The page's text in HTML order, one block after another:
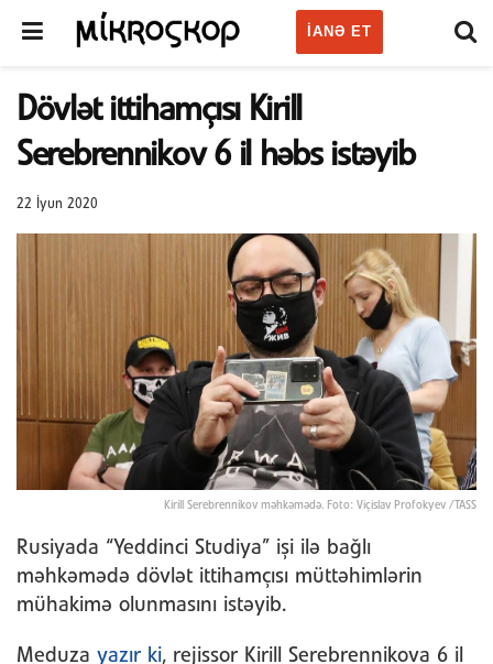
IANƏ ET
Dövlət ittihamçısı Kirill
Serebrennikov 6 il həbs istəyib
22 İyun 2020
Kirill Serebrennikov məhkəmədə. Foto: Viçislav Profokyev /TASS
Rusiyada “Yeddinci Studiya” işi ilə bağlı
məhkəmədə dövlət ittihamçısı müttəhimlərin
mühakimə olunmasını istəyib.
Meduza yazır ki, rejissor Kirill Serebrennikova 6 il